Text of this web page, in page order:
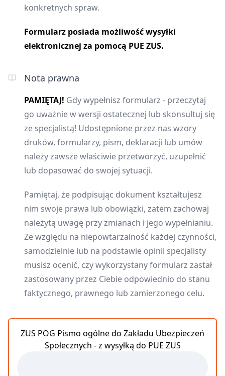
konkretnych spraw.
Formularz posiada możliwość wysyłki
elektronicznej za pomocą PUE ZUS.
Nota prawna
PAMIĘTAJ! Gdy wypełnisz formularz - przeczytaj
go uważnie w wersji ostatecznej lub skonsultuj się
ze specjalistą! Udostępnione przez nas wzory
druków, formularzy, pism, deklaracji lub umów
należy zawsze właściwie przetworzyć, uzupełnić
lub dopasować do swojej sytuacji.
Pamiętaj, że podpisując dokument kształtujesz
nim swoje prawa lub obowiązki, zatem zachowaj
należytą uwagę przy zmianach i jego wypełnianiu.
Ze względu na niepowtarzalność każdej czynności,
samodzielnie lub na podstawie opinii specjalisty
musisz ocenić, czy wykorzystany formularz zastał
zastosowany przez Ciebie odpowiednio do stanu
faktycznego, prawnego lub zamierzonego celu.
ZUS POG Pismo ogólne do Zakładu Ubezpieczeń
Społecznych - z wysyłką do PUE ZUS